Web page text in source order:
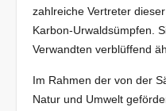
zahlreiche Vertreter
Karbon-Urwaldsümpfen.
Verwandten verblüffend
Im Rahmen der von der
Natur und Umwelt